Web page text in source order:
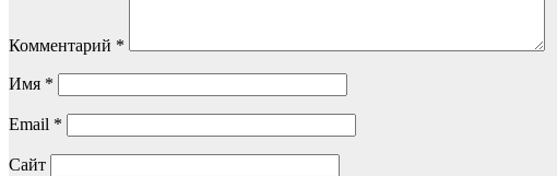
Комментарий *
Имя *
Email *
Сайт